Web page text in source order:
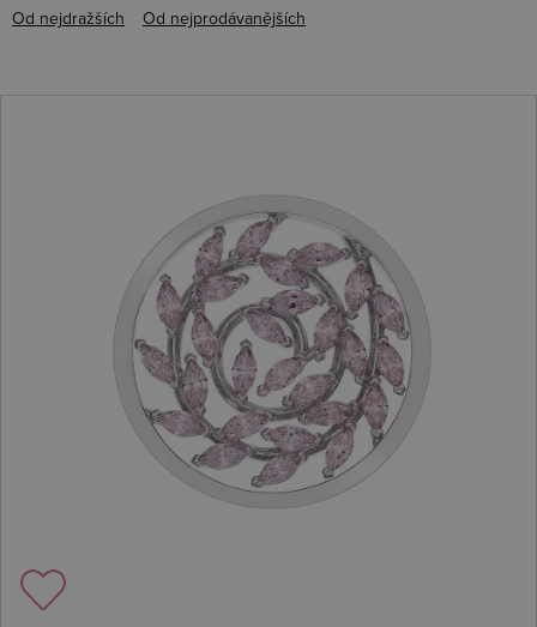
Od nejdražších Od nejprodávanějších